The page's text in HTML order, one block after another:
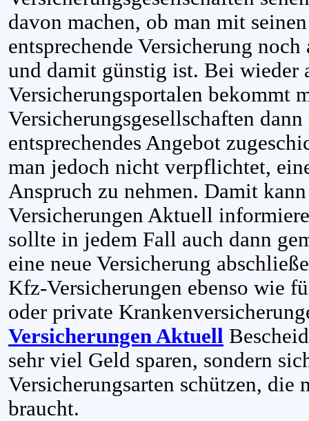
davon machen, ob man mit
entsprechende Versicherung
und damit günstig ist. Bei wieder
Versicherungsportalen bekommt
Versicherungsgesellschaften
entsprechendes Angebot
man jedoch nicht verpflichtet,
Anspruch zu nehmen. Damit
Versicherungen Aktuell
sollte in jedem Fall auch dann
eine neue Versicherung
Kfz-Versicherungen ebenso wie
oder private
Versicherungen Aktuell
sehr viel Geld sparen, sondern
Versicherungsarten schützen, die
braucht.